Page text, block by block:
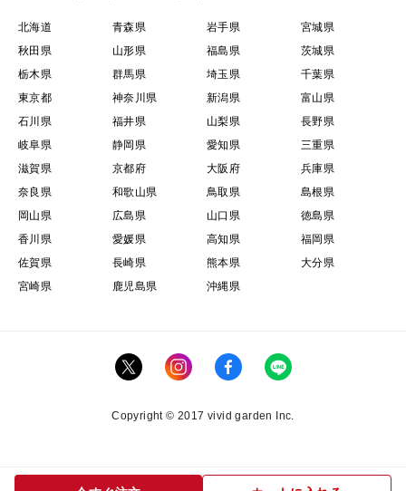
北海道 青森県 岩手県
宮城県
秋田県
山形県 福島県
茨城県
栃木県
群馬県 埼玉県
千葉県
東京都
神奈川県 新潟県
富山県
石川県
福井県 山梨県
長野県
岐阜県
静岡県 愛知県
三重県
滋賀県
京都府 大阪府
兵庫県
奈良県
和歌山県 鳥取県
島根県
岡山県
広島県 山口県
徳島県
香川県
愛媛県 高知県
福岡県
佐賀県
長崎県 熊本県
大分県
宮崎県
鹿児島県 沖縄県
Copyright © 2017 vivid garden Inc.